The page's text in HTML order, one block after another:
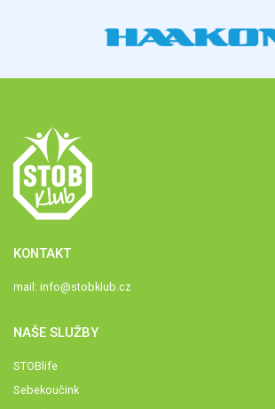
KONTAKT
mail: info@stobklub.cz
NAŠE SLUŽBY
STOBlife
Sebekoučink